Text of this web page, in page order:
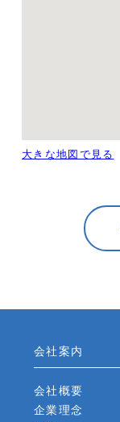
大きな地図で見る
会社案内
会社概要
企業理念